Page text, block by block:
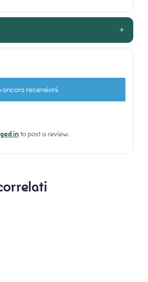
ancora recensioni.
into post a review.